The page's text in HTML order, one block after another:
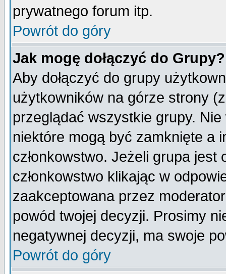
prywatnego forum itp.
Powrót do góry
Jak mogę dołączyć do Grupy?
Aby dołączyć do grupy
użytkowników na górze strony
przeglądać wszystkie grupy.
niektóre mogą być zamknięte a
członkowstwo. Jeżeli grupa
członkowstwo klikając w
zaakceptowana przez
powód twojej decyzji. Prosimy
negatywnej decyzji, ma swoje
Powrót do góry